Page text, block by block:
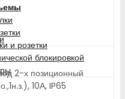
и розетки
блокировкой
2-х позиционный
10А, IP65